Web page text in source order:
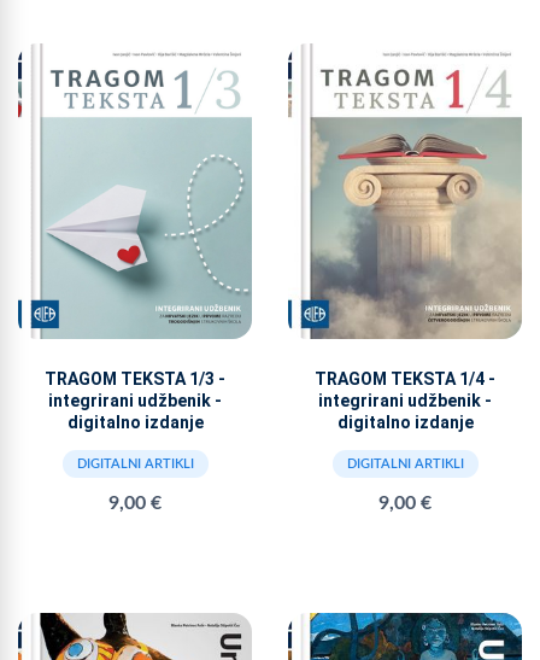
TRAGOM TEKSTA 1/3 -
integrirani udžbenik -
digitalno izdanje
DIGITALNI ARTIKLI
9,00 €
TRAGOM TEKSTA 1/4 -
integrirani udžbenik -
digitalno izdanje
DIGITALNI ARTIKLI
9,00 €